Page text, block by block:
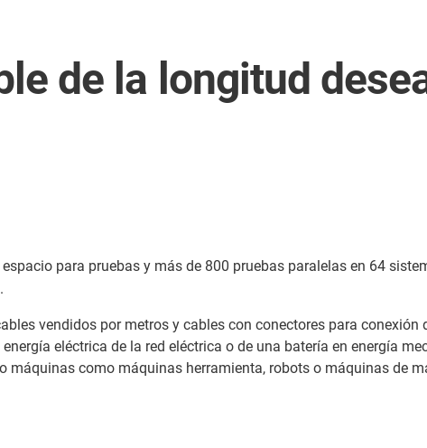
de la longitud
espacio para pruebas y más de 800 pruebas paralelas en 64
vendidos por metros y cables con conectores para conexión
eléctrica de la red eléctrica o de una batería en energía
como máquinas herramienta, robots o máquinas de